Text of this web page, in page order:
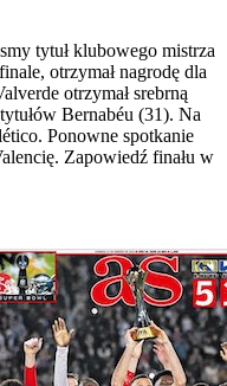
tytuł klubowego mistrza
otrzymał nagrodę dla
otrzymał srebrną
Bernabéu (31). Na
Ponowne spotkanie
Zapowiedź finału w